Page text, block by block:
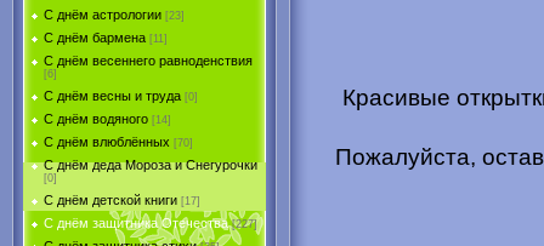
С днём астрологии [23]
С днём бармена [11]
С днём весеннего равноденствия
[6]
С днём весны и труда [0]
С днём водяного [14]
С днём влюблённых [70]
С днём деда Мороза и Снегурочки
[0]
С днём детской книги [17]
С днём защитника Отечества [227]
Красивые
Пожалуйста,